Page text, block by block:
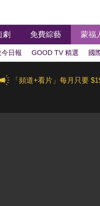
劇 免費綜藝 蒙福
日報 GOOD TV 精選 國
「頻道+看片」每月只要